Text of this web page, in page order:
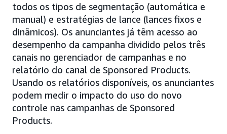
todos os tipos de segmentação (automática e
manual) e estratégias de lance (lances fixos e
dinâmicos). Os anunciantes já têm acesso ao
desempenho da campanha dividido pelos três
canais no gerenciador de campanhas e no
relatório do canal de Sponsored Products.
Usando os relatórios disponíveis, os anunciantes
podem medir o impacto do uso do novo
controle nas campanhas de Sponsored
Products.